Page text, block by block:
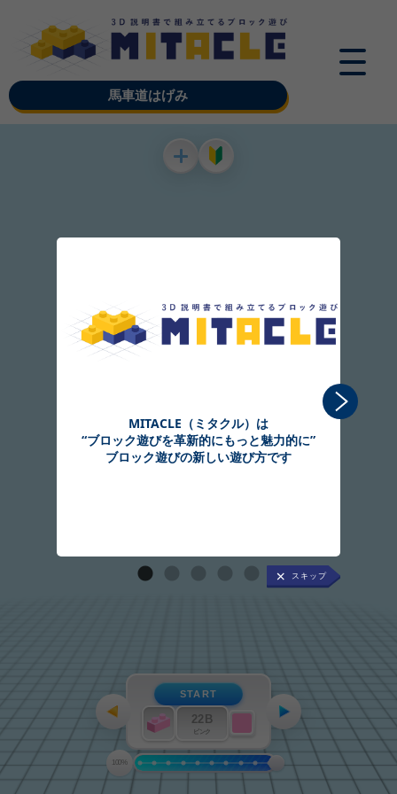
馬車道はげみ
MITACLE（ミタクル）は
“ブロック遊びを革新的にもっと魅力的に”
ブロック遊びの新しい遊び方です
START
22B
ピンク
100%